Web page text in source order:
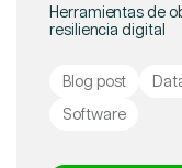
Herramientas de
resiliencia digital
Blog post
Software